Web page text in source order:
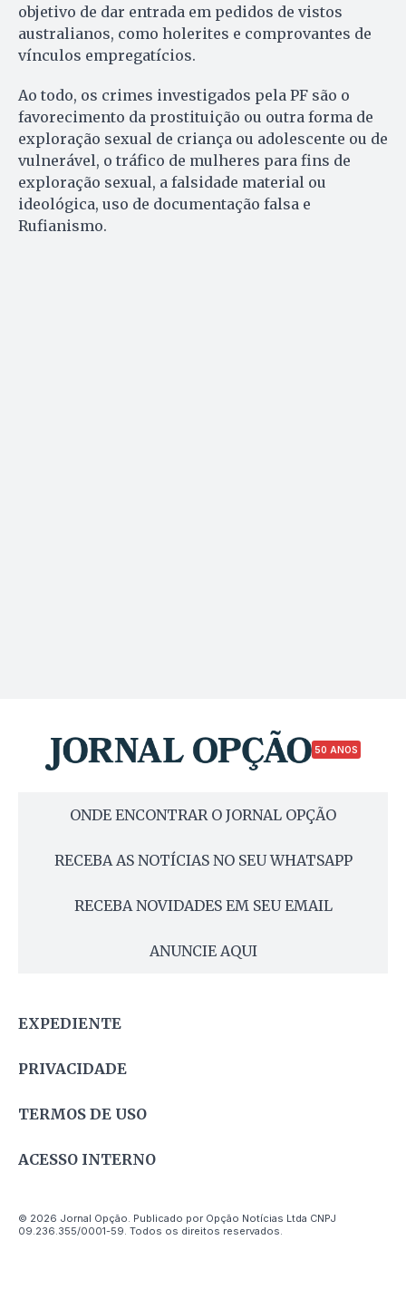
objetivo de dar entrada em pedidos de vistos
australianos, como holerites e comprovantes de
vínculos empregatícios.
Ao todo, os crimes investigados pela PF são o
favorecimento da prostituição ou outra forma de
exploração sexual de criança ou adolescente ou de
vulnerável, o tráfico de mulheres para fins de
exploração sexual, a falsidade material ou
ideológica, uso de documentação falsa e
Rufianismo.
50 ANOS
ONDE ENCONTRAR O JORNAL OPÇÃO
RECEBA AS NOTÍCIAS NO SEU WHATSAPP
RECEBA NOVIDADES EM SEU EMAIL
ANUNCIE AQUI
EXPEDIENTE
PRIVACIDADE
TERMOS DE USO
ACESSO INTERNO
© 2026 Jornal Opção. Publicado por Opção Notícias Ltda CNPJ
09.236.355/0001-59. Todos os direitos reservados.